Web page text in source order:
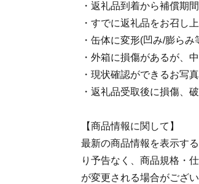
・返礼品到着から補償期
・すでに返礼品をお召し
・缶体に変形(凹み/膨ら
・外箱に損傷があるが、
・現状確認ができるお写
・返礼品受取後に損傷、
【商品情報に関して】
最新の商品情報を表示す
り予告なく、商品規格・
が変更される場合がござい